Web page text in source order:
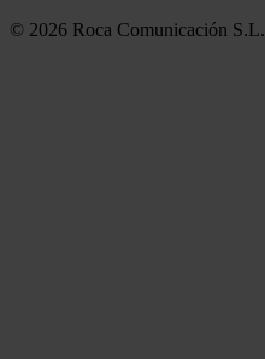
© 2026 Roca Comunicación S.L.